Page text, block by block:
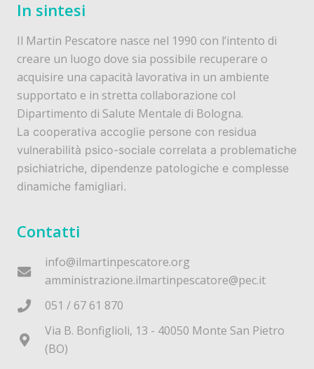
In sintesi
Il Martin Pescatore nasce nel 1990 con l’intento di
creare un luogo dove sia possibile recuperare o
acquisire una capacità lavorativa in un ambiente
supportato e in stretta collaborazione col
Dipartimento di Salute Mentale di Bologna.
La cooperativa accoglie persone con residua
vulnerabilità psico-sociale correlata a problematiche
psichiatriche, dipendenze patologiche e complesse
dinamiche famigliari.
Contatti
info@ilmartinpescatore.org
amministrazione.ilmartinpescatore@pec.it
051 / 67 61 870
Via B. Bonfiglioli, 13 - 40050 Monte San Pietro
(BO)